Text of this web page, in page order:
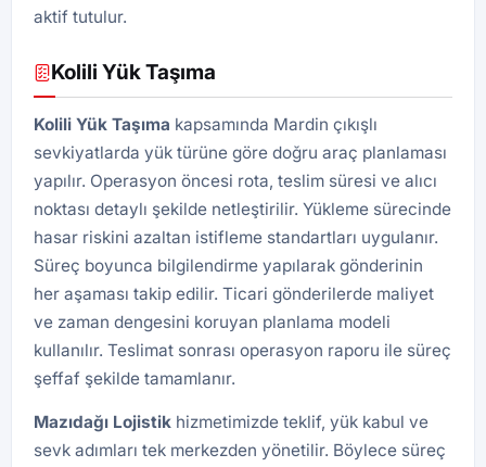
aktif tutulur.
Kolili Yük Taşıma
Kolili Yük Taşıma kapsamında Mardin çıkışlı
sevkiyatlarda yük türüne göre doğru araç planlaması
yapılır. Operasyon öncesi rota, teslim süresi ve alıcı
noktası detaylı şekilde netleştirilir. Yükleme sürecinde
hasar riskini azaltan istifleme standartları uygulanır.
Süreç boyunca bilgilendirme yapılarak gönderinin
her aşaması takip edilir. Ticari gönderilerde maliyet
ve zaman dengesini koruyan planlama modeli
kullanılır. Teslimat sonrası operasyon raporu ile süreç
şeffaf şekilde tamamlanır.
Mazıdağı Lojistik hizmetimizde teklif, yük kabul ve
sevk adımları tek merkezden yönetilir. Böylece süreç